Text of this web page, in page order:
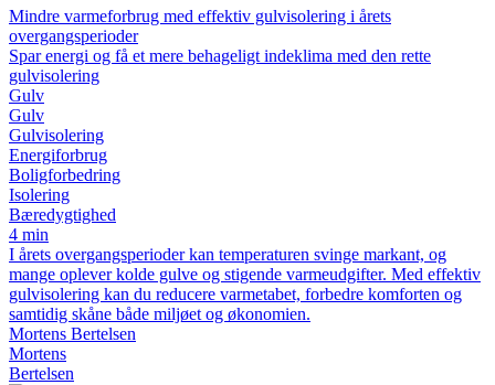
Mindre varmeforbrug med effektiv gulvisolering i årets
overgangsperioder
Spar energi og få et mere behageligt indeklima med den rette
gulvisolering
Gulv
Gulv
Gulvisolering
Energiforbrug
Boligforbedring
Isolering
Bæredygtighed
4 min
I årets overgangsperioder kan temperaturen svinge markant, og
mange oplever kolde gulve og stigende varmeudgifter. Med effektiv
gulvisolering kan du reducere varmetabet, forbedre komforten og
samtidig skåne både miljøet og økonomien.
Mortens Bertelsen
Mortens
Bertelsen